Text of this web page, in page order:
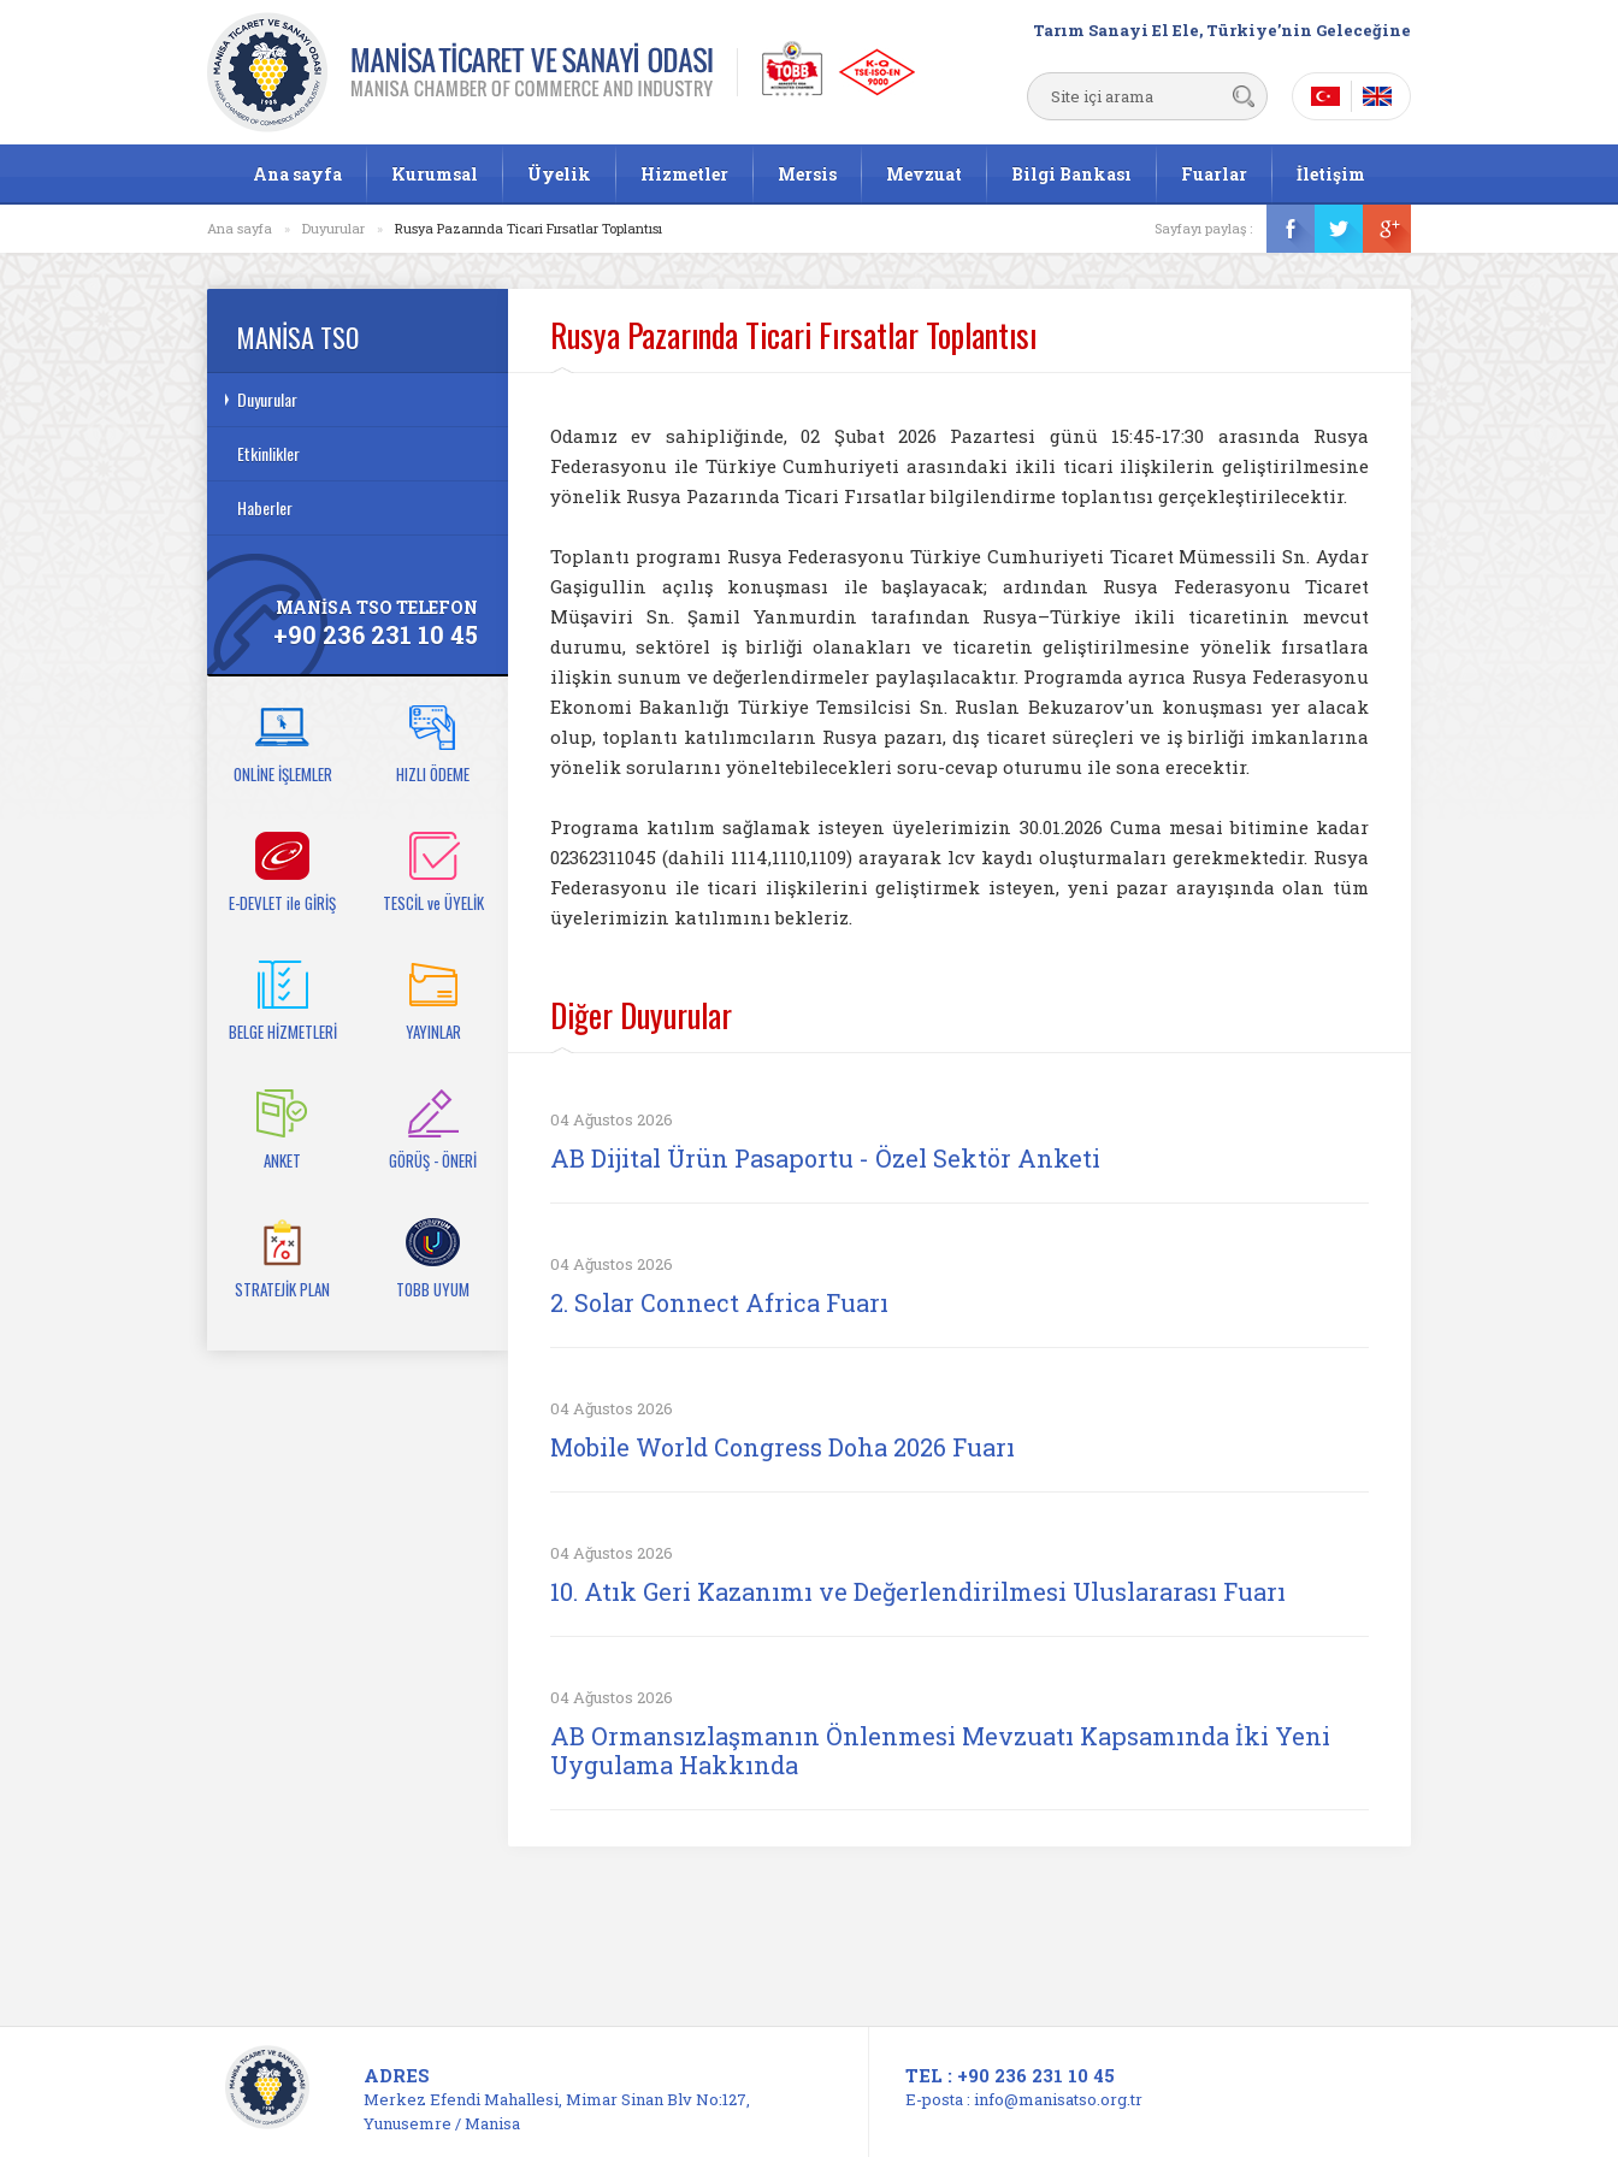
Tarım Sanayi El Ele, Türkiye’nin Geleceğine
Ana sayfa Kurumsal Üyelik Hizmetler Mersis Mevzuat Bilgi Bankası Fuarlar İletişim
Ana sayfa » Duyurular » Rusya Pazarında Ticari Fırsatlar Toplantısı Sayfayı paylaş :
MANİSA TSO
Duyurular
Etkinlikler
Haberler
MANİSA TSO TELEFON
+90 236 231 10 45
ONLİNE İŞLEMLER HIZLI ÖDEME
E-DEVLET ile GİRİŞ TESCİL ve ÜYELİK
BELGE HİZMETLERİ YAYINLAR
ANKET GÖRÜŞ - ÖNERİ
STRATEJİK PLAN TOBB UYUM
Rusya Pazarında Ticari Fırsatlar Toplantısı
Odamız ev sahipliğinde, 02 Şubat 2026 Pazartesi günü 15:45-17:30 arasında Rusya
Federasyonu ile Türkiye Cumhuriyeti arasındaki ikili ticari ilişkilerin geliştirilmesine
yönelik Rusya Pazarında Ticari Fırsatlar bilgilendirme toplantısı gerçekleştirilecektir.
Toplantı programı Rusya Federasyonu Türkiye Cumhuriyeti Ticaret Mümessili Sn. Aydar
Gaşigullin açılış konuşması ile başlayacak; ardından Rusya Federasyonu Ticaret
Müşaviri Sn. Şamil Yanmurdin tarafından Rusya–Türkiye ikili ticaretinin mevcut
durumu, sektörel iş birliği olanakları ve ticaretin geliştirilmesine yönelik fırsatlara
ilişkin sunum ve değerlendirmeler paylaşılacaktır. Programda ayrıca Rusya Federasyonu
Ekonomi Bakanlığı Türkiye Temsilcisi Sn. Ruslan Bekuzarov'un konuşması yer alacak
olup, toplantı katılımcıların Rusya pazarı, dış ticaret süreçleri ve iş birliği imkanlarına
yönelik sorularını yöneltebilecekleri soru-cevap oturumu ile sona erecektir.
Programa katılım sağlamak isteyen üyelerimizin 30.01.2026 Cuma mesai bitimine kadar
02362311045 (dahili 1114,1110,1109) arayarak lcv kaydı oluşturmaları gerekmektedir. Rusya
Federasyonu ile ticari ilişkilerini geliştirmek isteyen, yeni pazar arayışında olan tüm
üyelerimizin katılımını bekleriz.
Diğer Duyurular
04 Ağustos 2026
AB Dijital Ürün Pasaportu - Özel Sektör Anketi
04 Ağustos 2026
2. Solar Connect Africa Fuarı
04 Ağustos 2026
Mobile World Congress Doha 2026 Fuarı
04 Ağustos 2026
10. Atık Geri Kazanımı ve Değerlendirilmesi Uluslararası Fuarı
04 Ağustos 2026
AB Ormansızlaşmanın Önlenmesi Mevzuatı Kapsamında İki Yeni
Uygulama Hakkında
ADRES
Merkez Efendi Mahallesi, Mimar Sinan Blv No:127,
Yunusemre / Manisa
TEL : +90 236 231 10 45
E-posta : info@manisatso.org.tr